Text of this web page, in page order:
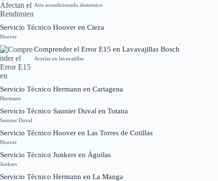
Aire acondicionado doméstico
Servicio Técnico Hoover en Cieza
Hoover
Comprender el Error E15 en Lavavajillas Bosch
Averías en lavavajillas
Servicio Técnico Hermann en Cartagena
Hermann
Servicio Técnico Saunier Duval en Totana
Saunier Duval
Servicio Técnico Hoover en Las Torres de Cotillas
Hoover
Servicio Técnico Junkers en Águilas
Junkers
Servicio Técnico Hermann en La Manga